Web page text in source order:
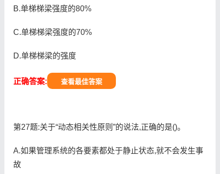
B.单梯梯梁强度的80%
C.单梯梯梁强度的70%
D.单梯梯梁的强度
正确答案: 查看最佳答案
第27题:关于“动态相关性原则”的说法,正确的是()。
A.如果管理系统的各要素都处于静止状态,就不会发生事
故